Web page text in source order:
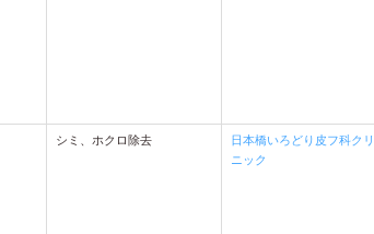
シミ、ホクロ除去
日本橋いろどり皮フ科クリ
ニック